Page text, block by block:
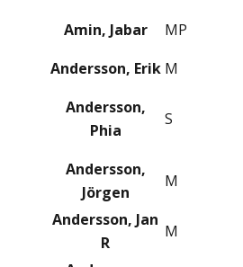
Amin, Jabar MP
Andersson, Erik M
Andersson,
Phia
S
Andersson,
Jörgen
M
Andersson, Jan
R
M